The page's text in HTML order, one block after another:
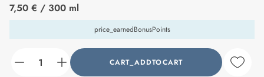
price_label
7,50 € / 300 ml
price_earnedBonusPoints
counter_current CART_ADDTOCART